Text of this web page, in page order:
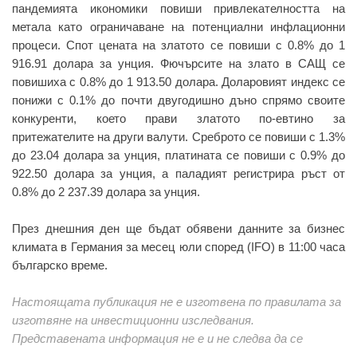
пандемията икономики повиши привлекателността на
метала като ограничаване на потенциални инфлационни
процеси. Спот цената на златото се повиши с 0.8% до 1
916.91 долара за унция. Фючърсите на злато в САЩ се
повишиха с 0.8% до 1 913.50 долара. Доларовият индекс се
понижи с 0.1% до почти двугодишно дъно спрямо своите
конкуренти, което прави златото по-евтино за
притежателите на други валути. Среброто се повиши с 1.3%
до 23.04 долара за унция, платината се повиши с 0.9% до
922.50 долара за унция, а паладият регистрира ръст от
0.8% до 2 237.39 долара за унция.
През днешния ден ще бъдат обявени данните за бизнес
климата в Германия за месец юли според (IFO) в 11:00 часа
българско време.
Настоящата публикация не е изготвена по правилата за
изготвяне на инвестиционни изследвания.
Представената информация не е и не следва да се